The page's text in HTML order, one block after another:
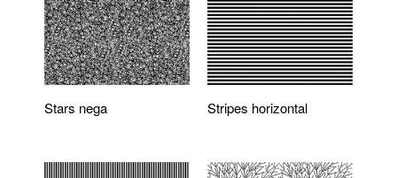
Stars nega Stripes horizontal